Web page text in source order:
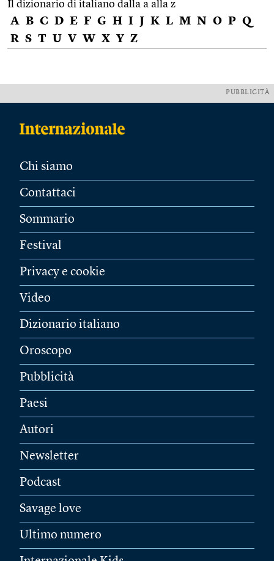
Il dizionario di italiano dalla a alla z
A B C D E F G H I J K L M N O P Q
R S T U V W X Y Z
PUBBLICITÀ
Chi siamo
Contattaci
Sommario
Festival
Privacy e cookie
Video
Dizionario italiano
Oroscopo
Pubblicità
Paesi
Autori
Newsletter
Podcast
Savage love
Ultimo numero